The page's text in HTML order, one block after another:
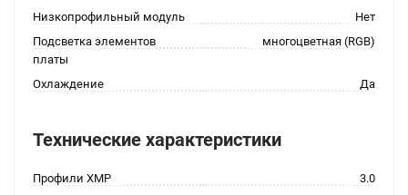
Низкопрофильный модуль
Нет
Подсветка элементов
платы
многоцветная (RGB)
Охлаждение Да
Технические характеристики
Профили XMP
3.0